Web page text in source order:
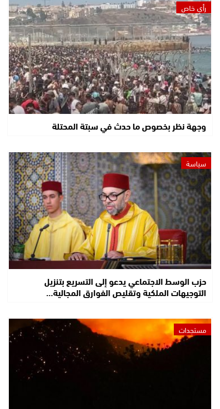
رأي خاص
وجهة نظر بخصوص ما حدث في سبتة المحتلة
سياسة
حزب الوسط الاجتماعي يدعو إلى التسريع بتنزيل
التوجيهات الملكية وتقليص الفوارق المجالية…
مستجدات